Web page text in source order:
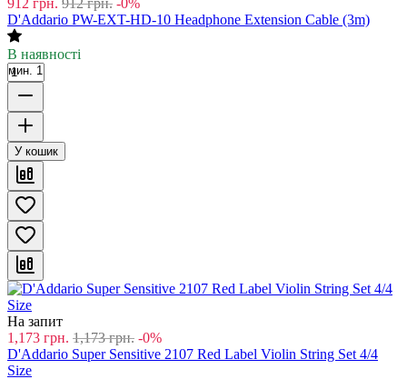
D'Addario PW-EXT-HD-10 Headphone Extension Cable (3m)
В наявності
мин. 1
У кошик
На запит
1,173 грн. 1,173 грн. -0%
D'Addario Super Sensitive 2107 Red Label Violin String Set 4/4
Size